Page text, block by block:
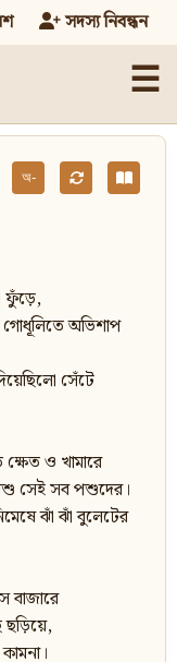
সদস্য নিবন্ধন
☰
অ-
ফুঁড়ে,
অভিশাপ
সেঁটে
ক্ষেত ও খামারে
সেই সব পশুদের।
ঝাঁ ঝাঁ বুলেটের
বাজারে
ছড়িয়ে,